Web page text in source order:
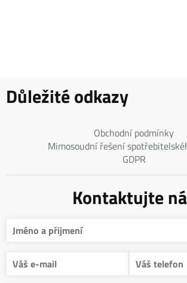
Důležité odkazy
Obchodní podmínky
Mimosoudní řešení
GDPR
Kontaktujte